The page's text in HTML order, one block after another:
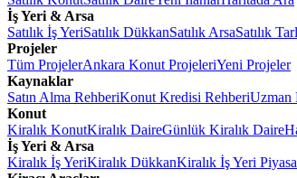
İş Yeri & Arsa
Satılık İş YeriSatılık DükkanSatılık ArsaSatılık
Projeler
Tüm ProjelerAnkara Konut ProjeleriYeni Projeler
Kaynaklar
Satın Alma RehberiKonut Kredisi RehberiUzman
Konut
Kiralık KonutKiralık DaireGünlük Kiralık Daire
İş Yeri & Arsa
Kiralık İş YeriKiralık DükkanKiralık İş Yeri